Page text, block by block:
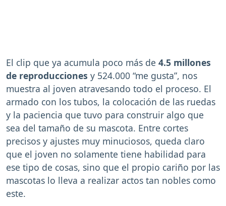
El clip que ya acumula poco más de 4.5 millones
de reproducciones y 524.000 “me gusta”, nos
muestra al joven atravesando todo el proceso. El
armado con los tubos, la colocación de las ruedas
y la paciencia que tuvo para construir algo que
sea del tamaño de su mascota. Entre cortes
precisos y ajustes muy minuciosos, queda claro
que el joven no solamente tiene habilidad para
ese tipo de cosas, sino que el propio cariño por las
mascotas lo lleva a realizar actos tan nobles como
este.